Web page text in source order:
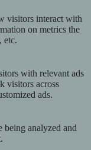
visitors interact with
on metrics the
etc.
with relevant ads
visitors across
ads.
being analyzed and